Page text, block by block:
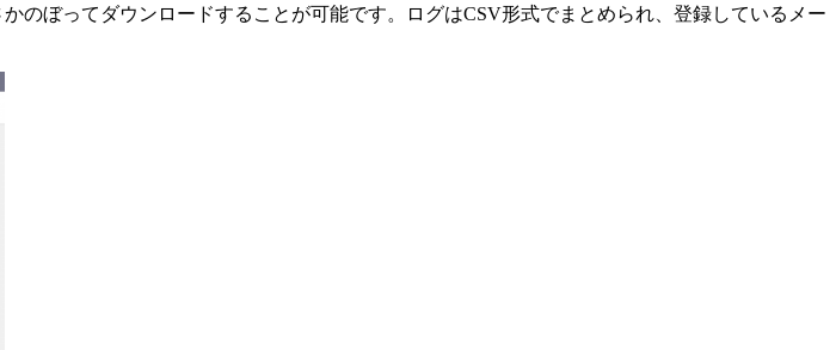
のぼってダウンロードすることが可能です。ログはCSV形式でまとめられ、登録しているメー